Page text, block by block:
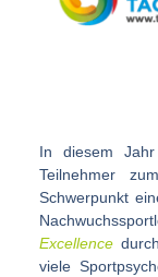
In diesem
Teilnehmer
Schwerpunkt
Excellence
viele